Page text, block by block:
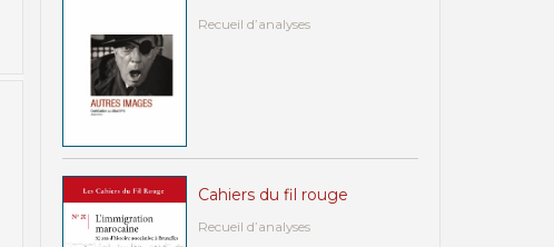
Recueil d’analyses
Cahiers du fil rouge
Recueil d’analyses